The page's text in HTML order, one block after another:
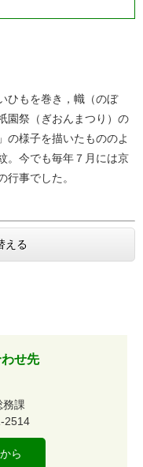
ひもを巻き，幟（のぼ
園祭（ぎおんまつり）の
の様子を描いたもののよ
。今でも毎年７月には京
事でした。
える
せ先
務課
2514
ら